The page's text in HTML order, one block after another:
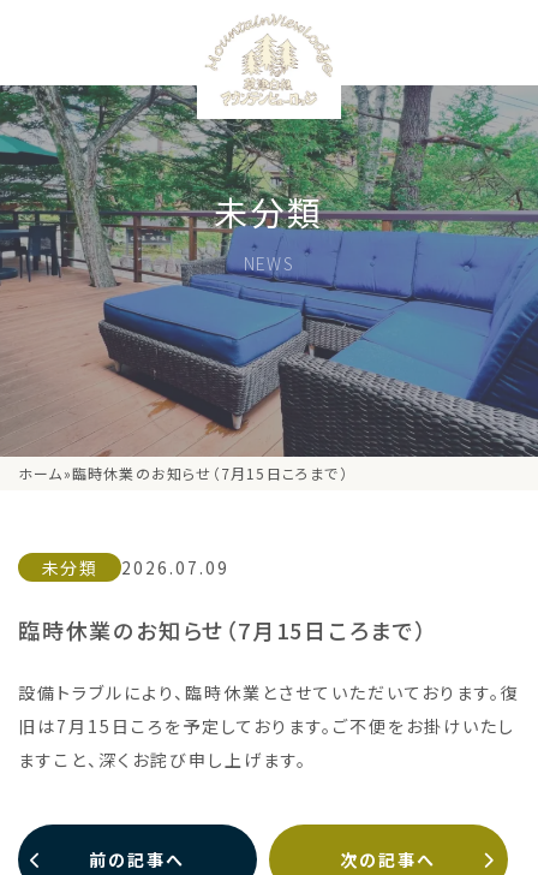
未分類
NEWS
ホーム»臨時休業のお知らせ（7月15日ころまで）
未分類 2026.07.09
臨時休業のお知らせ（7月15日ころまで）
設備トラブルにより、臨時休業とさせていただいております。復
旧は7月15日ころを予定しております。ご不便をお掛けいたし
ますこと、深くお詫び申し上げます。
前の記事へ 次の記事へ